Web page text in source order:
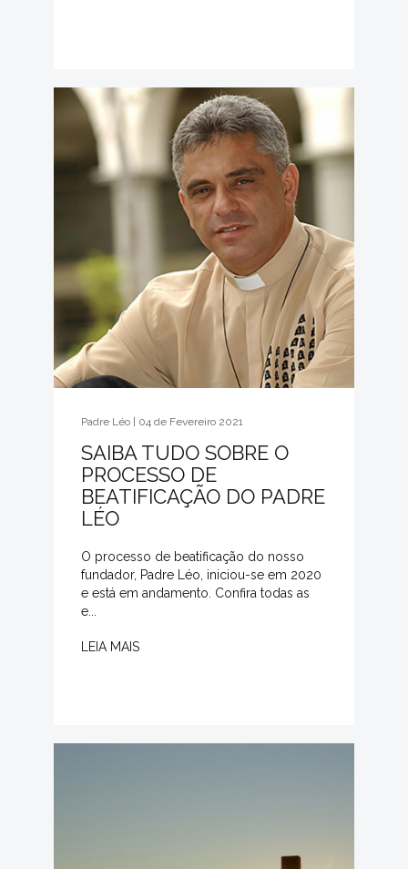
Padre Léo | 04 de Fevereiro 2021
SAIBA TUDO SOBRE O
PROCESSO DE
BEATIFICAÇÃO DO PADRE
LÉO
O processo de beatificação do nosso
fundador, Padre Léo, iniciou-se em 2020
e está em andamento. Confira todas as
e...
LEIA MAIS